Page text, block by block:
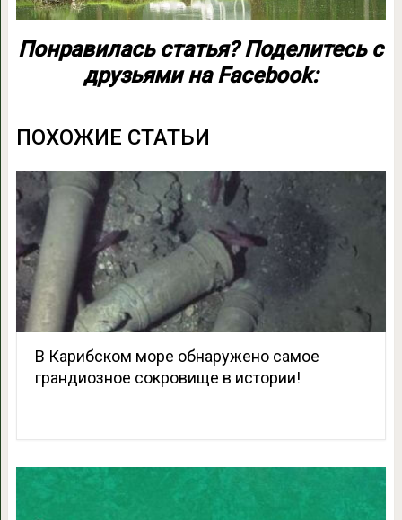
Понравилась статья? Поделитесь с
друзьями на Facebook:
ПОХОЖИЕ СТАТЬИ
В Карибском море обнаружено самое
грандиозное сокровище в истории!